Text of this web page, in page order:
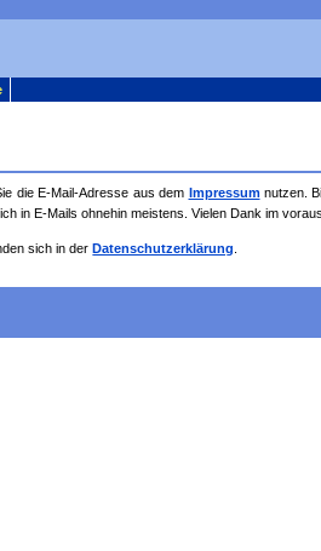
die E-Mail-Adresse aus dem Impressumnutzen.
ich in E-Mails ohnehin meistens. Vielen Dank im
sich in derDatenschutzerklärung